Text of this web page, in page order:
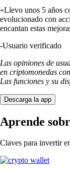
«Llevo unos 5 años
evolucionado con
encantan estas
-Usuario verificado
Las opiniones de
en criptomonedas
Las funciones y su
Descarga la app
Aprende
Claves para invertir